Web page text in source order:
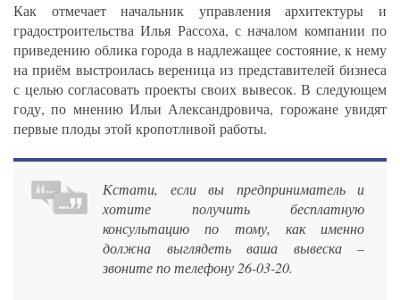
Как отмечает начальник управления архитектуры и
градостроительства Илья Рассоха, с началом компании по
приведению облика города в надлежащее состояние, к нему
на приём выстроилась вереница из представителей бизнеса
с целью согласовать проекты своих вывесок. В следующем
году, по мнению Ильи Александровича, горожане увидят
первые плоды этой кропотливой работы.
Кстати, если вы предприниматель и
хотите получить бесплатную
консультацию по тому, как именно
должна выглядеть ваша вывеска –
звоните по телефону 26-03-20.